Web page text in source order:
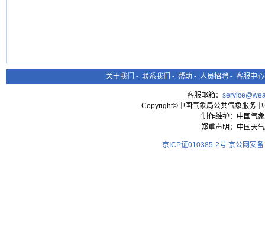
关于我们 - 联系我们 - 帮助 - 人员招聘 - 客服中心
客服邮箱：
Copyright©中国气象局公共气象服务
制作维护：中国气
郑重声明：中国天
京ICP证010385-2号 京公网安